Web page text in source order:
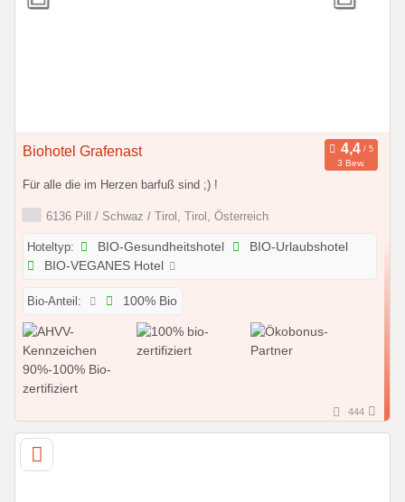
Biohotel Grafenast
3 Bew.
Für alle die im Herzen barfuß sind ;) !
6136 Pill / Schwaz / Tirol, Tirol, Österreich
Hoteltyp: BIO-Gesundheitshotel
BIO-Urlaubshotel
BIO-VEGANES Hotel
Bio-Anteil: 100% Bio
444